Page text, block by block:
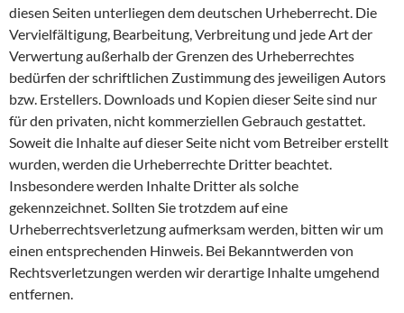
diesen Seiten unterliegen dem deutschen Urheberrecht. Die
Vervielfältigung, Bearbeitung, Verbreitung und jede Art der
Verwertung außerhalb der Grenzen des Urheberrechtes
bedürfen der schriftlichen Zustimmung des jeweiligen Autors
bzw. Erstellers. Downloads und Kopien dieser Seite sind nur
für den privaten, nicht kommerziellen Gebrauch gestattet.
Soweit die Inhalte auf dieser Seite nicht vom Betreiber erstellt
wurden, werden die Urheberrechte Dritter beachtet.
Insbesondere werden Inhalte Dritter als solche
gekennzeichnet. Sollten Sie trotzdem auf eine
Urheberrechtsverletzung aufmerksam werden, bitten wir um
einen entsprechenden Hinweis. Bei Bekanntwerden von
Rechtsverletzungen werden wir derartige Inhalte umgehend
entfernen.